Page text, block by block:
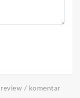
/ komentar